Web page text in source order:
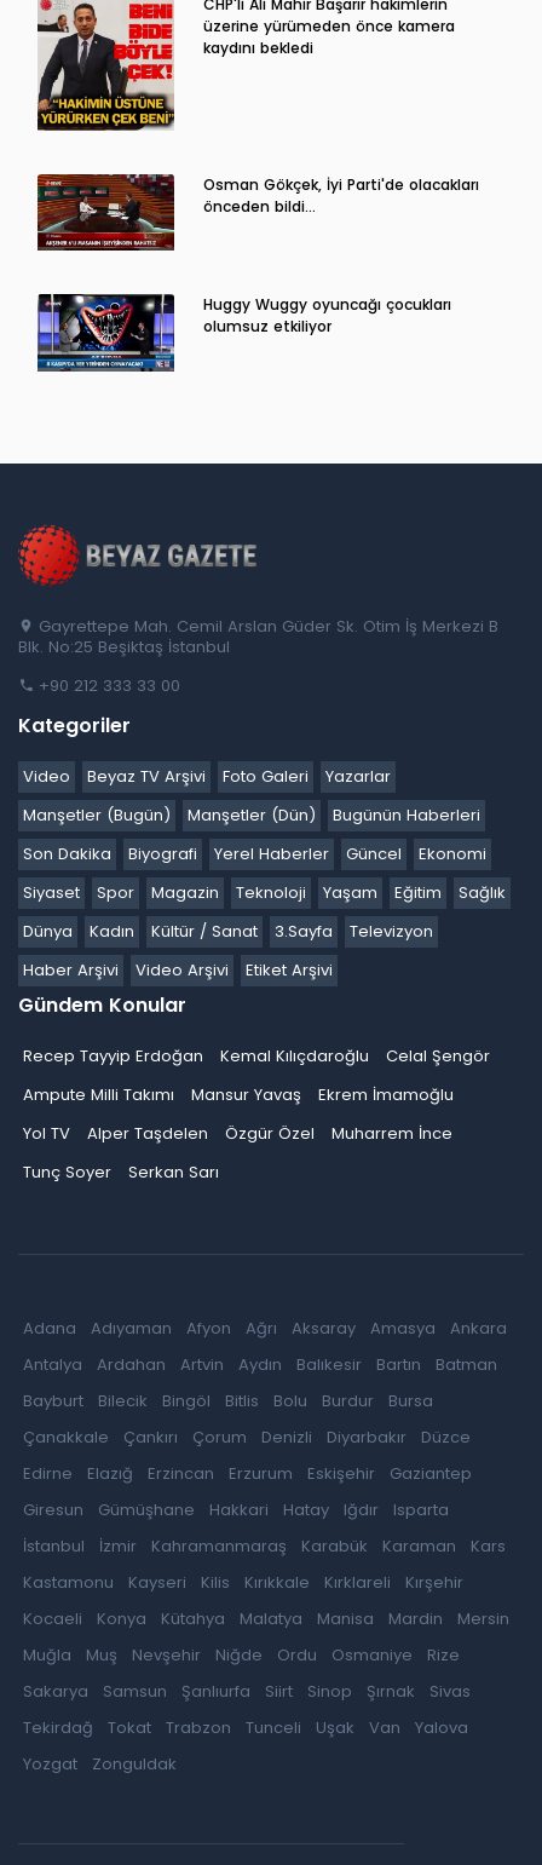
CHP'li Ali Mahir Başarır hakimlerin
üzerine yürümeden önce kamera
kaydını bekledi
Osman Gökçek, İyi Parti'de olacakları
önceden bildi...
Huggy Wuggy oyuncağı çocukları
olumsuz etkiliyor
Gayrettepe Mah. Cemil Arslan Güder Sk. Otim İş Merkezi B
Blk. No:25 Beşiktaş İstanbul
+90 212 333 33 00
Kategoriler
Video Beyaz TV Arşivi Foto Galeri
Yazarlar
Manşetler (Bugün)
Manşetler (Dün)
Bugünün Haberleri
Son Dakika
Biyografi Yerel Haberler Güncel
Ekonomi
Siyaset
Spor Magazin Teknoloji Yaşam Eğitim
Sağlık
Dünya
Kadın Kültür / Sanat 3.Sayfa
Televizyon
Haber Arşivi
Video Arşivi Etiket Arşivi
Gündem Konular
Recep Tayyip Erdoğan Kemal Kılıçdaroğlu
Celal Şengör
Ampute Milli Takımı
Mansur Yavaş
Ekrem İmamoğlu
Yol TV
Alper Taşdelen Özgür Özel
Muharrem İnce
Tunç Soyer
Serkan Sarı
Adana Adıyaman Afyon Ağrı Aksaray Amasya
Ankara
Antalya
Ardahan Artvin Aydın Balıkesir Bartın
Batman
Bayburt
Bilecik Bingöl Bitlis Bolu Burdur
Bursa
Çanakkale
Çankırı Çorum Denizli Diyarbakır
Düzce
Edirne
Elazığ Erzincan Erzurum Eskişehir
Gaziantep
Giresun
Gümüşhane Hakkari Hatay Iğdır
Isparta
İstanbul
İzmir Kahramanmaraş Karabük Karaman
Kars
Kastamonu
Kayseri Kilis Kırıkkale Kırklareli
Kırşehir
Kocaeli
Konya Kütahya Malatya Manisa Mardin
Mersin
Muğla
Muş Nevşehir Niğde Ordu Osmaniye
Rize
Sakarya
Samsun Şanlıurfa Siirt Sinop Şırnak
Sivas
Tekirdağ
Tokat Trabzon Tunceli Uşak Van
Yalova
Yozgat
Zonguldak